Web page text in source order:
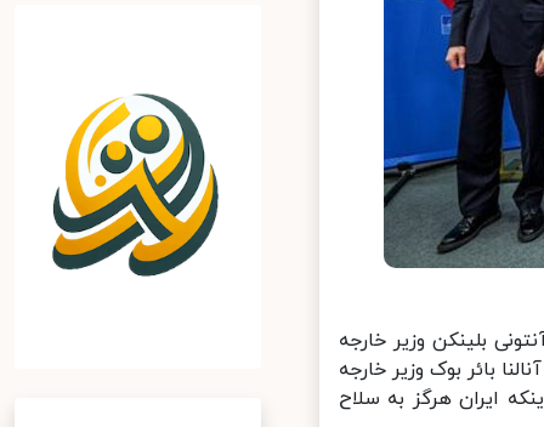
بلینکن وزیر خارجه
بائر بوک وزیر خارجه
ایران هرگز به سلاح